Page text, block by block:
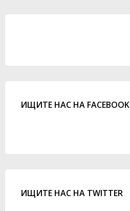
ИЩИТЕ НАС НА FACEBOOK
ИЩИТЕ НАС НА TWITTER